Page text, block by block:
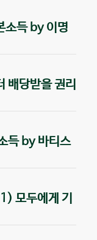
소득 by 이명
배당받을 권리
득 by 바티스
모두에게 기